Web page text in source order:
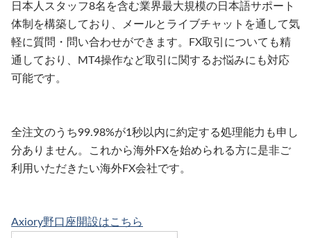
日本人スタッフ8名を含む業界最大規模の日本語サポート
体制を構築しており、メールとライブチャットを通して気
軽に質問・問い合わせができます。FX取引についても精
通しており、MT4操作など取引に関するお悩みにも対応
可能です。
全注文のうち99.98%が1秒以内に約定する処理能力も申し
分ありません。これから海外FXを始められる方に是非ご
利用いただきたい海外FX会社です。
Axiory野口座開設はこちら